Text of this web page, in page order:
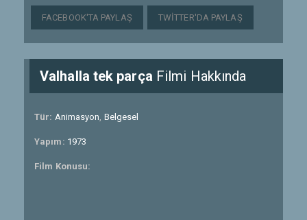
FACEBOOK'TA PAYLAŞ TWITTER'DA PAYLAŞ
Valhalla tek parça Filmi Hakkında
Tür: Animasyon, Belgesel
Yapım: 1973
Film Konusu: